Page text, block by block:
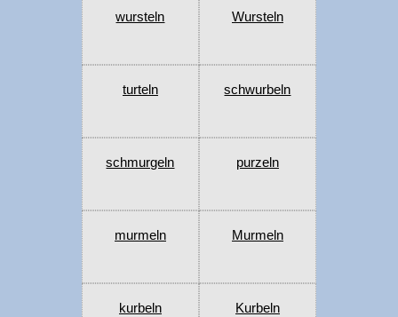
wursteln Wursteln
turteln schwurbeln
schmurgeln purzeln
murmeln Murmeln
kurbeln Kurbeln